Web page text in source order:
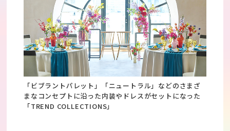
「ビブラントパレット」「ニュートラル」などのさまざ
まなコンセプトに沿った内装やドレスがセットになった
「TREND COLLECTIONS」